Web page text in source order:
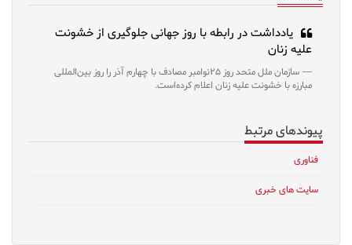
یادداشت در رابطه با روز جهانی جلوگیری از خشونت
علیه زنان
سازمان ملل متحد روز ۲۵نوامبر مصادف با چهارم آذر را روز بین‌المللی
مبارزه با خشونت علیه زنان اعلام کرده‌است.
پیوندهای مرتبط
فناوری
سایت های خبری